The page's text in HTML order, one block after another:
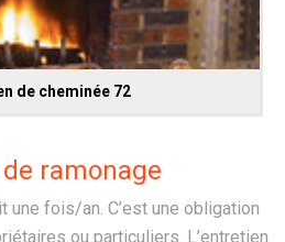
de cheminée 72
ramonage
une fois/an. C’est une obligation
ou particuliers. L’entretien